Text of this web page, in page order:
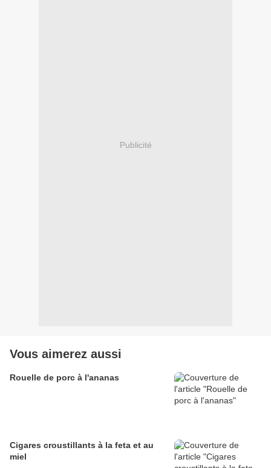
Publicité
Vous aimerez aussi
Rouelle de porc à l'ananas
Cigares croustillants à la feta et au
miel